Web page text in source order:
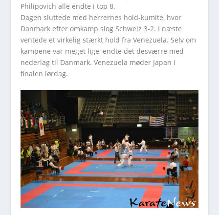
Philipovich alle endte i top 8.
Dagen sluttede med herrernes hold-kumite, hvor
Danmark efter omkamp slog Schweiz 3-2. I næste
ventede et virkelig stærkt hold fra Venezuela. Selv om
kampene var meget lige, endte det desværre med
nederlag til Danmark. Venezuela møder Japan i
finalen lørdag.